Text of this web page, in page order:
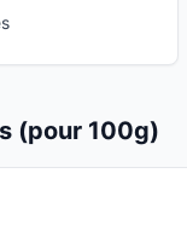
(pour 100g)